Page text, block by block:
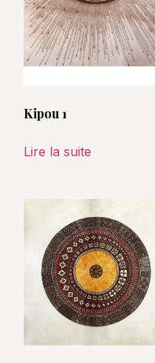
Kipou 1
Lire la suite